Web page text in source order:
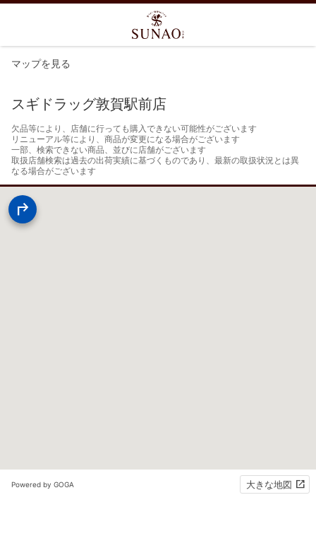
マップを見る
スギドラッグ敦賀駅前店
欠品等により、店舗に行っても購入できない可能性がございます
リニューアル等により、商品が変更になる場合がございます
一部、検索できない商品、並びに店舗がございます
取扱店舗検索は過去の出荷実績に基づくものであり、最新の取扱状況とは異
なる場合がございます
Powered by GOGA 大きな地図